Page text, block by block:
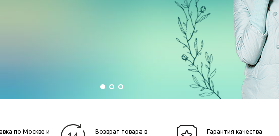
по Москве и
Возврат товара в
Гарантия качества